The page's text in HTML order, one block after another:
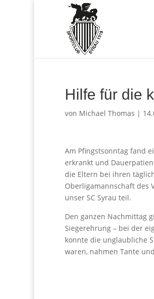
Hilfe für die
von Michael Thomas |
Am Pfingstsonntag fand
erkrankt und
die Eltern bei ihren
Oberligamannschaft des
unser SC Syrau teil.
Den ganzen Nachmittag
Siegerehrung – bei der
konnte die unglaubliche
waren, nahmen Tante